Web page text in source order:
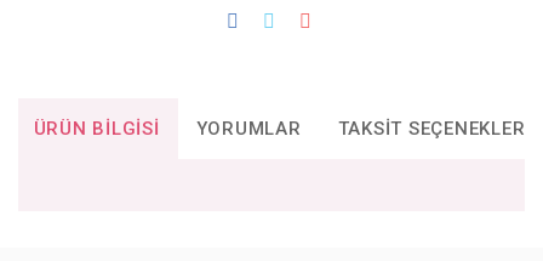
ÜRÜN BILGISI YORUMLAR TAKSIT SEÇENEKLERI